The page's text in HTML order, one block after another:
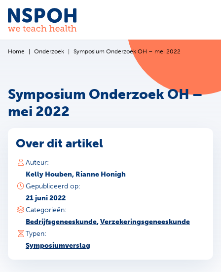
Ga naar de inhoud
Home Onderzoek Symposium Onderzoek OH – mei 2022
Symposium Onderzoek OH –
mei 2022
Over dit artikel
Auteur:
Kelly Houben, Rianne Honigh
Gepubliceerd op:
21 juni 2022
Categorieën:
Bedrijfsgeneeskunde,Verzekeringsgeneeskunde
Typen:
Symposiumverslag